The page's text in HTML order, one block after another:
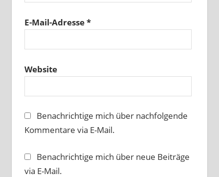
E-Mail-Adresse*
Website
Benachrichtige mich über nachfolgende
Kommentare via E-Mail.
Benachrichtige mich über neue Beiträge
via E-Mail.